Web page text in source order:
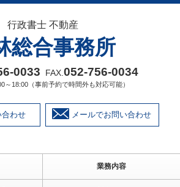
行政書士 不動産
総合事務所
FAX. 052‐756‐0034
～18:00（事前予約で時間外も対応可能）
合わせ メールでお問い合わせ
業務内容